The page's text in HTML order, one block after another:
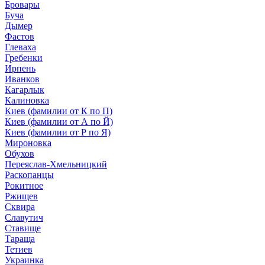
Бровары
Буча
Дымер
Фастов
Глеваха
Гребенки
Ирпень
Иванков
Кагарлык
Калиновка
Киев (фамилии от К по П)
Киев (фамилии от А по Й)
Киев (фамилии от Р по Я)
Мироновка
Обухов
Переяслав-Хмельницкий
Раскопанцы
Рокитное
Ржищев
Сквира
Славутич
Ставище
Тараща
Тетиев
Украинка